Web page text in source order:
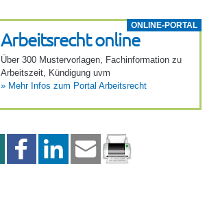
ONLINE-PORTAL
Arbeits­recht online
Über 300 Muster­vor­lagen, Fach­in­for­ma­tion zu
Arbeits­zeit, Kündi­gung uvm
»Mehr Infos zum Portal Arbeits­recht